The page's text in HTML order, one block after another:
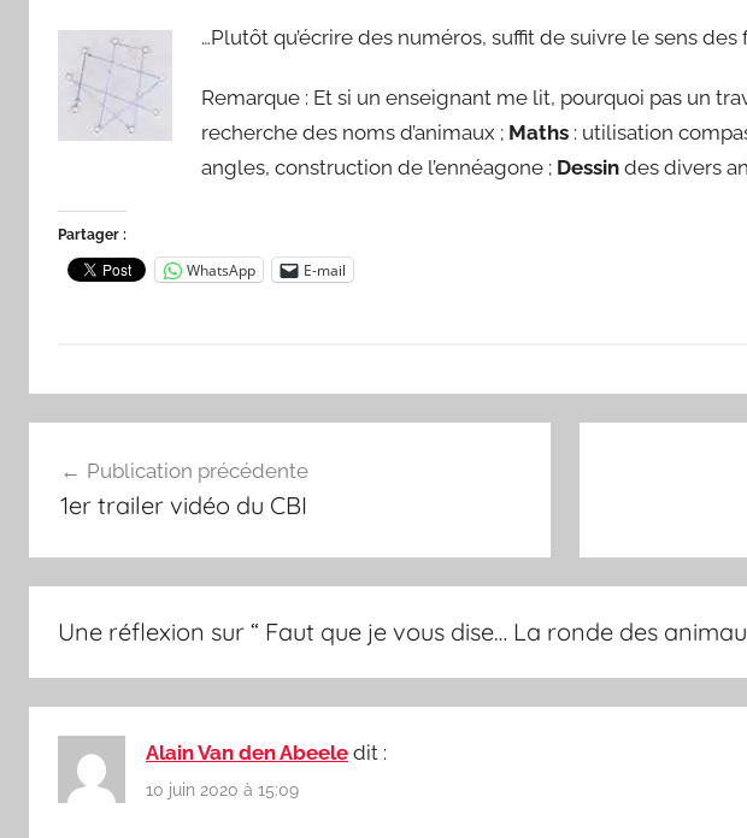
…Plutôt qu’écrire des numéros, suffit de suivre le sens des
Remarque : Et si un enseignant me lit, pourquoi pas un
recherche des noms d’animaux ; Maths : utilisation
angles, construction de l’ennéagone ; Dessin des divers
Partager :
WhatsApp E-mail
u
r
a
de
Publication précédente
1er trailer vidéo du CBI
Une réflexion sur “ Faut que je vous dise… La ronde des
Alain Van den Abeele dit :
10 juin 2020 à 15:09